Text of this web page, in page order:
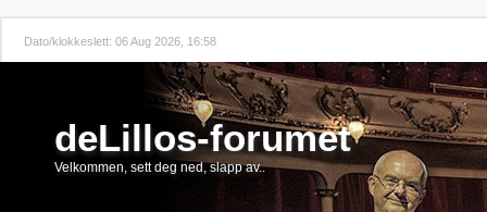
Dato/klokkeslett: 06 Aug 2026, 16:58
deLillos-forumet
Velkommen, sett deg ned, slapp av..